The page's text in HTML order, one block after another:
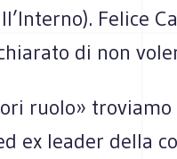
Felice
di non
ruolo» troviamo
ex leader della